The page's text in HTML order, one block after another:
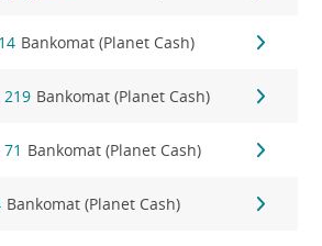
Bankomat (Planet Cash)
219 Bankomat (Planet Cash)
Bankomat (Planet Cash)
Bankomat (Planet Cash)